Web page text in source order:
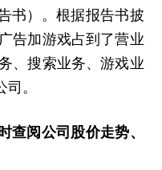
书）。根据报告书披
告加游戏占到了营业
、搜索业务、游戏业
。
查阅公司股价走势、